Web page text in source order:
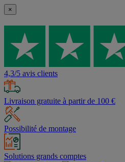
×
4,3/5 avis clients
Livraison gratuite à partir de 100 €
Possibilité de montage
Solutions grands comptes